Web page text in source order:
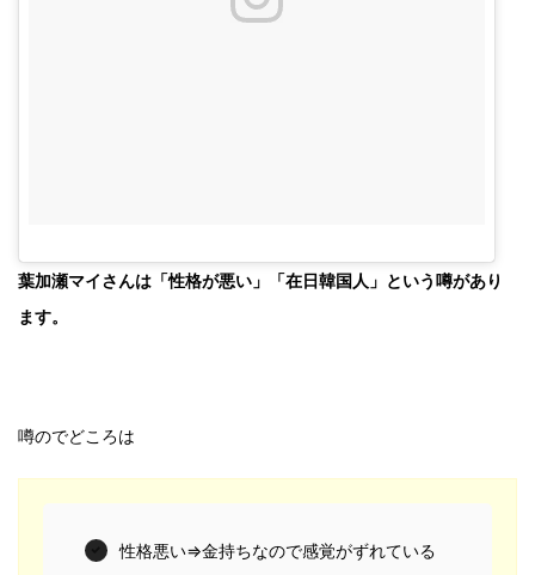
葉加瀬マイさんは「性格が悪い」「在日韓国人」という噂があり
ます。
噂のでどころは
性格悪い⇒金持ちなので感覚がずれている